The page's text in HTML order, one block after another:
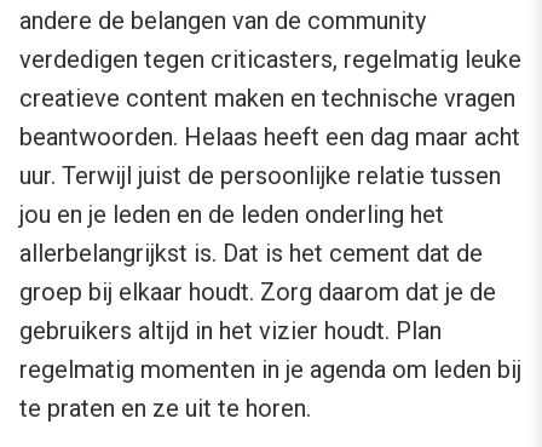
andere de belangen van de community
verdedigen tegen criticasters, regelmatig leuke
creatieve content maken en technische vragen
beantwoorden. Helaas heeft een dag maar acht
uur. Terwijl juist de persoonlijke relatie tussen
jou en je leden en de leden onderling het
allerbelangrijkst is. Dat is het cement dat de
groep bij elkaar houdt. Zorg daarom dat je de
gebruikers altijd in het vizier houdt. Plan
regelmatig momenten in je agenda om leden bij
te praten en ze uit te horen.